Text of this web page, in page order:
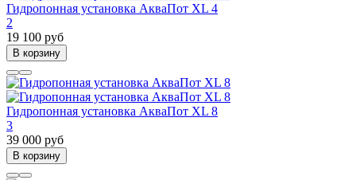
Гидропонная установка АкваПот XL 4
2
19 100 руб
В корзину
Гидропонная установка АкваПот XL 8
3
39 000 руб
В корзину